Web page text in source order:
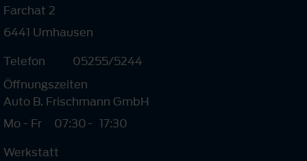
Farchat 2
6441 Umhausen
Telefon
05255/5244
Öffnungszeiten
Auto B. Frischmann GmbH
Mo - Fr
07:30- 17:30
Werkstatt